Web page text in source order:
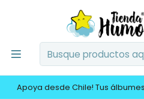
Apoya desde Chile! Tus